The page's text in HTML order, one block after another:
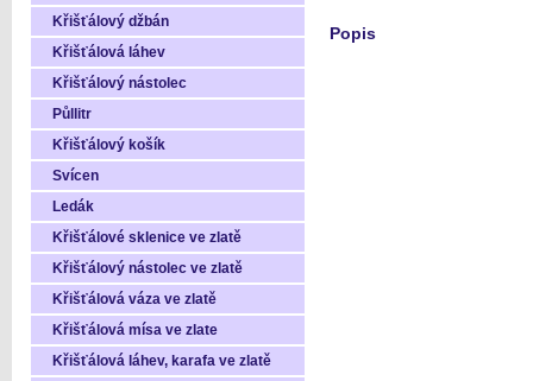
Křišťálový džbán
Křišťálová láhev
Křišťálový nástolec
Půllitr
Křišťálový košík
Svícen
Ledák
Křišťálové sklenice ve zlatě
Křišťálový nástolec ve zlatě
Křišťálová váza ve zlatě
Křišťálová mísa ve zlate
Křišťálová láhev, karafa ve zlatě
Popis